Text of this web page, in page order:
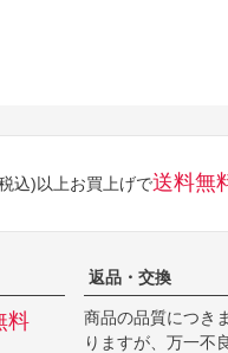
込)以上お買上げで送料無
料
返品・交換
商品の品質につき
りますが、万一不